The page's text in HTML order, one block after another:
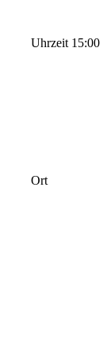
Uhrzeit 15:00
Ort